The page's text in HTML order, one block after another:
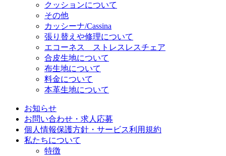
クッションについて
その他
カッシーナ/Cassina
張り替えや修理について
エコーネス ストレスレスチェア
合皮生地について
布生地について
料金について
本革生地について
お知らせ
お問い合わせ・求人応募
個人情報保護方針・サービス利用規約
私たちについて
特徴